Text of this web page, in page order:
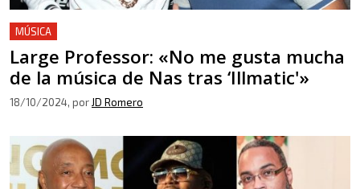
MÚSICA
Large Professor: «No me gusta mucha
de la música de Nas tras ‘Illmatic'»
18/10/2024, por JD Romero